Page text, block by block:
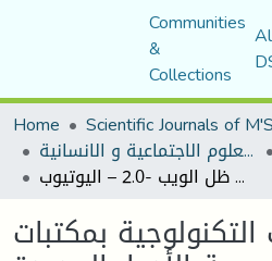
Communities
&
Collections
Home
مجلة العلوم الاجتماعية و الانسانية
التطبيقات التكنولوجية بمكتبات المطالعة العمومية الأدوار الجديدة لأخصائي المعلومات بالمكتبات العمومية في ظل الويب -2.0 – اليوتيوب-
التكنولوجية بمكتبات